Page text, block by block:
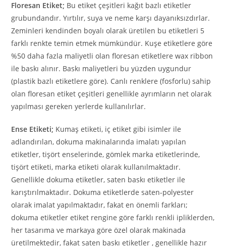
Floresan Etiket; Bu etiket çeşitleri kağıt bazlı etiketler
grubundandır. Yırtılır, suya ve neme karşı dayanıksızdırlar.
Zeminleri kendinden boyalı olarak üretilen bu etiketleri 5
farklı renkte temin etmek mümkündür. Kuşe etiketlere göre
%50 daha fazla maliyetli olan floresan etiketlere wax ribbon
ile baskı alınır. Baskı maliyetleri bu yüzden uygundur
(plastik bazlı etiketlere göre). Canlı renklere (fosforlu) sahip
olan floresan etiket çeşitleri genellikle ayrımların net olarak
yapılması gereken yerlerde kullanılırlar.
Ense Etiketi; Kumaş etiketi, iç etiket gibi isimler ile
adlandırılan, dokuma makinalarında imalatı yapılan
etiketler, tişört enselerinde, gömlek marka etiketlerinde,
tişört etiketi, marka etiketi olarak kullanılmaktadır.
Genellikle dokuma etiketler, saten baskı etiketler ile
karıştırılmaktadır. Dokuma etiketlerde saten-polyester
olarak imalat yapılmaktadır, fakat en önemli farkları;
dokuma etiketler etiket rengine göre farklı renkli ipliklerden,
her tasarıma ve markaya göre özel olarak makinada
üretilmektedir, fakat saten baskı etiketler , genellikle hazır